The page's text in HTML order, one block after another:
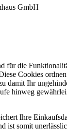
GmbH
für die
Cookies
damit Ihr
hinweg
Ihre
ist somit